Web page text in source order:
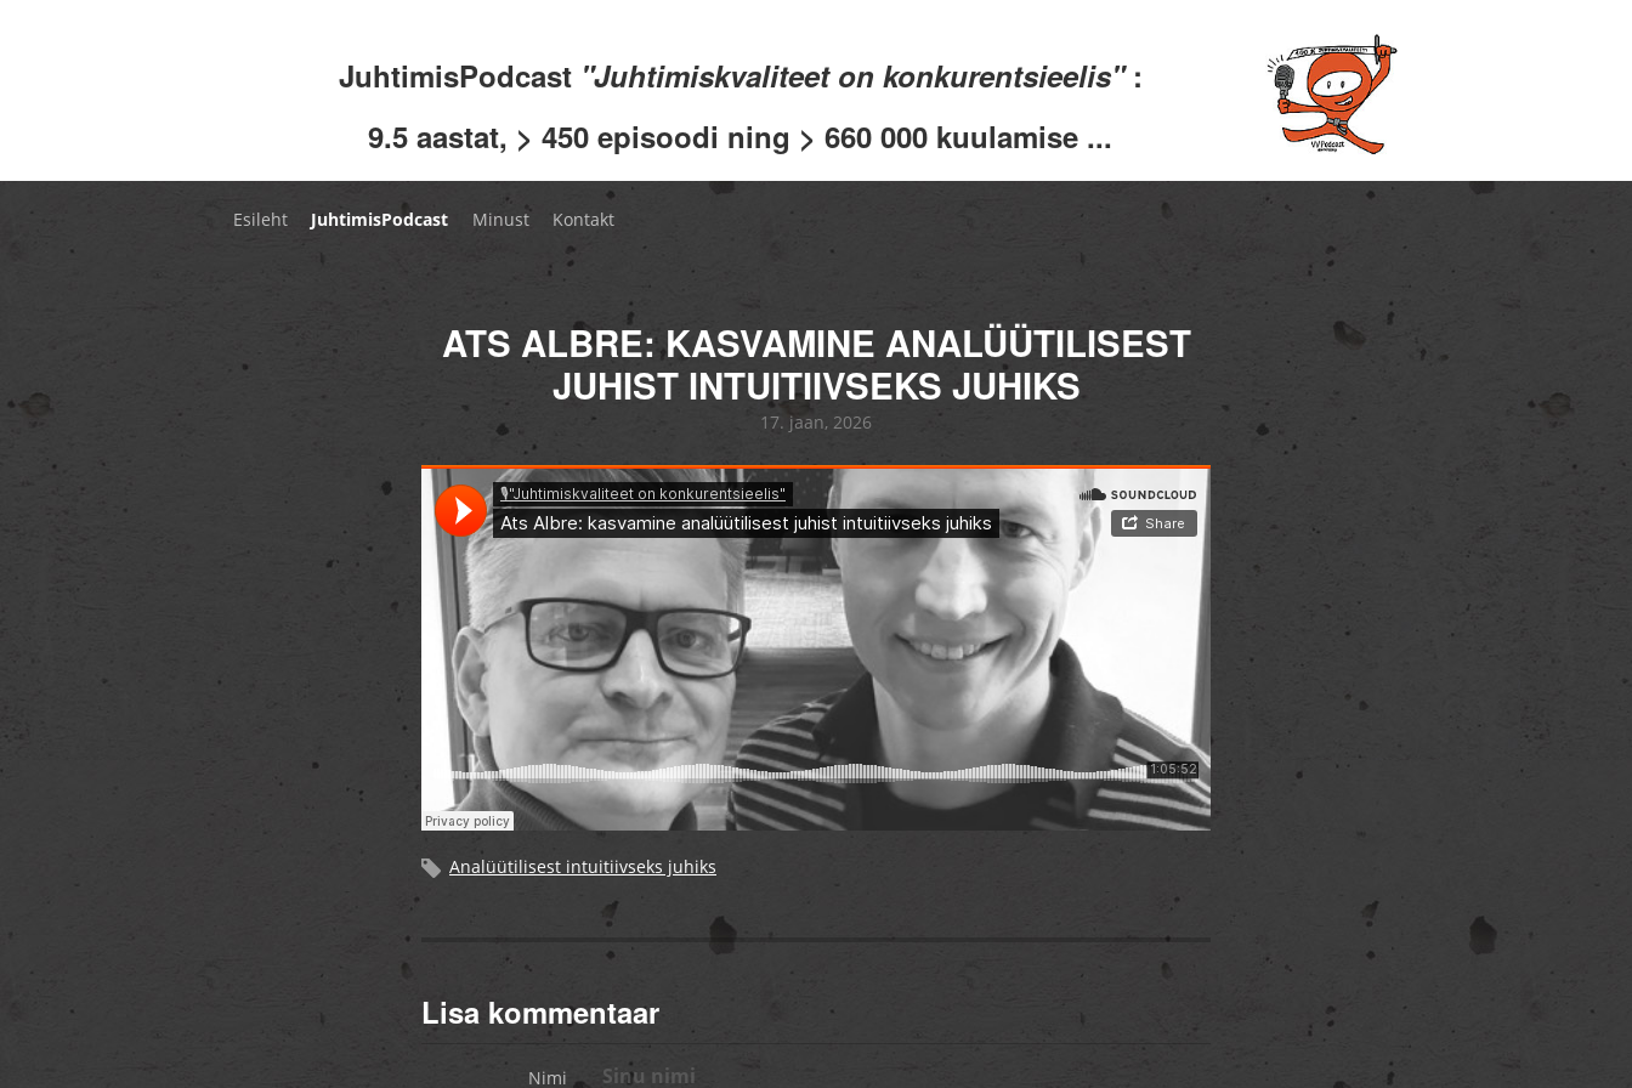
JuhtimisPodcast "Juhtimiskvaliteet on konkurentsieelis" :
9.5 aastat, > 450 episoodi ning > 660 000 kuulamise ...
Esileht JuhtimisPodcast Minust Kontakt
ATS ALBRE: KASVAMINE ANALÜÜTILISEST
JUHIST INTUITIIVSEKS JUHIKS
17. jaan, 2026
Analüütilisest intuitiivseks juhiks
Lisa kommentaar
Nimi